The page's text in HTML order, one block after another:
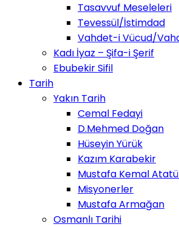
Tasavvuf Meseleleri
Tevessül/İstimdad
Vahdet-i Vücud/
Kadı İyaz – Şifa-i Şerif
Ebubekir Sifil
Tarih
Yakın Tarih
Cemal Fedayi
D.Mehmed Doğan
Hüseyin Yürük
Kazım Karabekir
Mustafa Kemal
Misyonerler
Mustafa Armağan
Osmanlı Tarihi